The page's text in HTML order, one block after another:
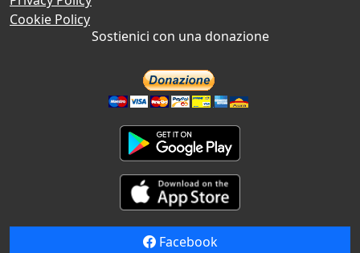
Cookie Policy
Sostienici con una donazione
Facebook